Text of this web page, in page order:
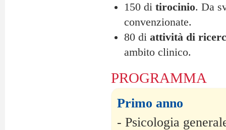
150 di tirocinio. Da
convenzionate.
80 di attività di
ambito clinico.
PROGRAMMA
Primo anno
- Psicologia